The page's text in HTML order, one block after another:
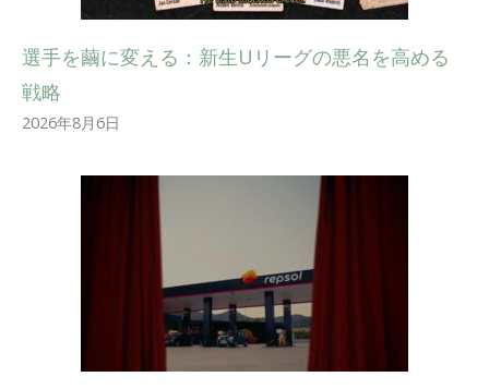
選手を繭に変える：新生Uリーグの悪名を高める
戦略
2026年8月6日